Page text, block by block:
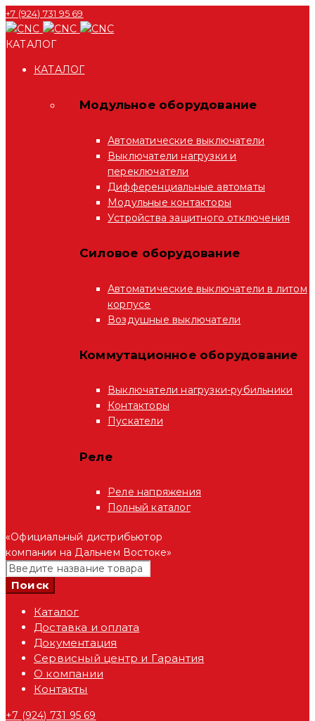
+7 (924) 731 95 69
КАТАЛОГ
КАТАЛОГ
Модульное оборудование
Автоматические выключатели
Выключатели нагрузки и
переключатели
Дифференциальные автоматы
Модульные контакторы
Устройства защитного отключения
Силовое оборудование
Автоматические выключатели в литом
корпусе
Воздушные выключатели
Коммутационное оборудование
Выключатели нагрузки-рубильники
Контакторы
Пускатели
Реле
Реле напряжения
Полный каталог
«Официальный дистрибьютор
компании на Дальнем Востоке»
Каталог
Доставка и оплата
Документация
Сервисный центр и Гарантия
О компании
Контакты
+7 (924) 731 95 69